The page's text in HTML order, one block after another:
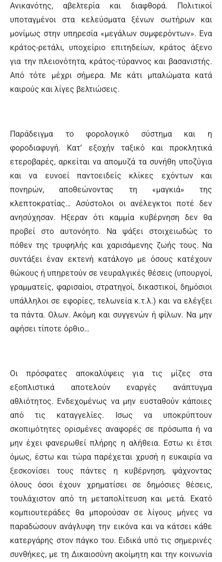
Ανικανότης, αβελτερία και διαφθορά. Πολιτικοί
υποταγμένοι στα κελεύσματα ξένων σωτήρων και
μονίμως στην υπηρεσία «μεγάλων συμφερόντων». Ενα
κράτος-ρετάλι, υποχείριο επιτηδείων, κράτος άξενο
για την πλειονότητα, κράτος-τύραννος και βασανιστής.
Από τότε μέχρι σήμερα. Με κάτι μπαλώματα κατά
καιρούς και λίγες βελτιώσεις.
Παράδειγμα το φορολογικό σύστημα και η
φοροδιαφυγή. Κατ’ εξοχήν ταξικό και προκλητικά
ετεροβαρές, αρκείται να απομυζά τα συνήθη υποζύγια
και να ευνοεί παντοειδείς κλίκες εχόντων και
πονηρών, αποθεώνοντας τη «μαγκιά» της
κλεπτοκρατίας… Ασύστολοι οι ανέλεγκτοι ποτέ δεν
ανησύχησαν. Ηξεραν ότι καμμία κυβέρνηση δεν θα
προβεί στο αυτονόητο. Να ψάξει στοιχειωδώς το
πόθεν της τρυφηλής και χαρισάμενης ζωής τους. Να
συντάξει έναν εκτενή κατάλογο με όσους κατέχουν
θώκους ή υπηρετούν σε νευραλγικές θέσεις (υπουργοί,
γραμματείς, φαρισαίοι, στρατηγοί, δικαστικοί, δημόσιοι
υπάλληλοι σε εφορίες, τελωνεία κ.τ.λ.) και να ελέγξει
τα πάντα. Ολων. Ακόμη και συγγενών ή φίλων. Να μην
αφήσει τίποτε όρθιο…
Οι πρόσφατες αποκαλύψεις για τις μίζες στα
εξοπλιστικά αποτελούν εναργές ανάπτυγμα
αθλιότητος. Ενδεχομένως να μην ευσταθούν κάποιες
από τις καταγγελίες. Ισως να υποκρύπτουν
σκοπιμότητες ορισμένες αναφορές σε πρόσωπα ή να
μην έχει φανερωθεί πλήρης η αλήθεια. Εστω κι έτσι
όμως, έστω και τώρα παρέχεται χρυσή η ευκαιρία να
ξεσκονίσει τους πάντες η κυβέρνηση, ψάχνοντας
όλους όσοι έχουν χρηματίσει σε δημόσιες θέσεις,
τουλάχιστον από τη μεταπολίτευση και μετά. Εκατό
κομπιουτεράδες θα μπορούσαν σε λίγους μήνες να
παραδώσουν ανάγλυφη την εικόνα και να κάτσει κάθε
κατεργάρης στον πάγκο του. Ειδικά υπό τις σημερινές
συνθήκες, με τη Δικαιοσύνη ακοίμητη και την κοινωνία